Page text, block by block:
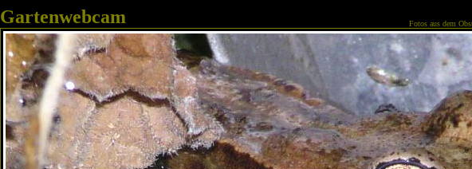
Gartenwebcam Fotos aus dem